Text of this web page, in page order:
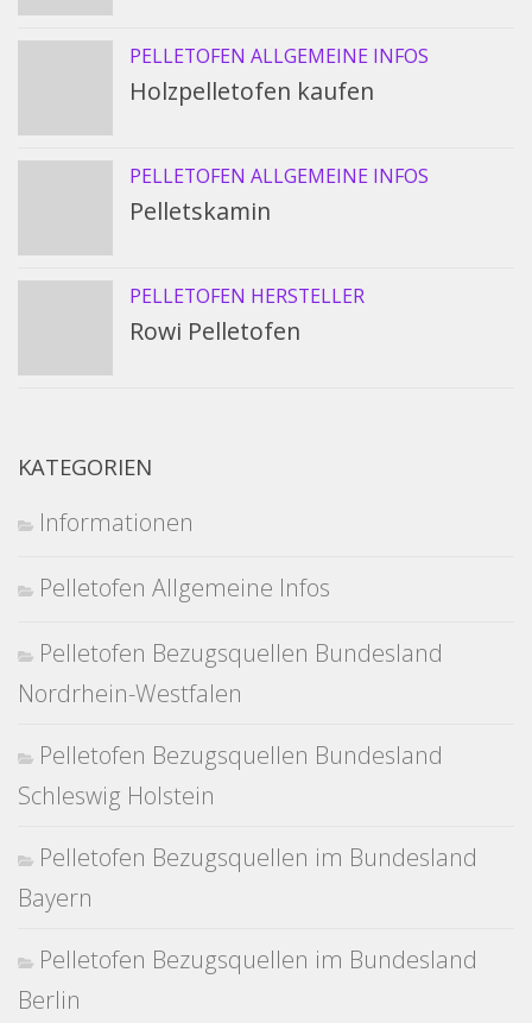
PELLETOFEN ALLGEMEINE INFOS
Holzpelletofen kaufen
PELLETOFEN ALLGEMEINE INFOS
Pelletskamin
PELLETOFEN HERSTELLER
Rowi Pelletofen
KATEGORIEN
Informationen
Pelletofen Allgemeine Infos
Pelletofen Bezugsquellen Bundesland
Nordrhein-Westfalen
Pelletofen Bezugsquellen Bundesland
Schleswig Holstein
Pelletofen Bezugsquellen im Bundesland
Bayern
Pelletofen Bezugsquellen im Bundesland
Berlin